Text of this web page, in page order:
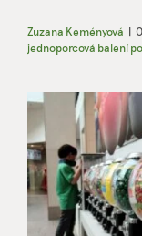
Zuzana Keményová |
jednoporcová balení